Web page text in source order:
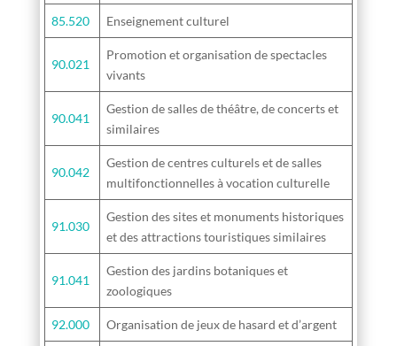
85.520 Enseignement culturel
90.021
Promotion et organisation de spectacles
vivants
90.041
Gestion de salles de théâtre, de concerts et
similaires
90.042
Gestion de centres culturels et de salles
multifonctionnelles à vocation culturelle
91.030
Gestion des sites et monuments historiques
et des attractions touristiques similaires
91.041
Gestion des jardins botaniques et
zoologiques
92.000 Organisation de jeux de hasard et d’argent